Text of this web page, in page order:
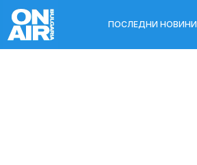
ПОСЛЕДНИ НОВИНИ